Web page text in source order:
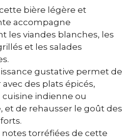
bière légère et
accompagne
les viandes blanches, les
et les salades
gustative permet de
des plats épicés,
indienne ou
et de rehausser le goût des
notes torréfiées de cette